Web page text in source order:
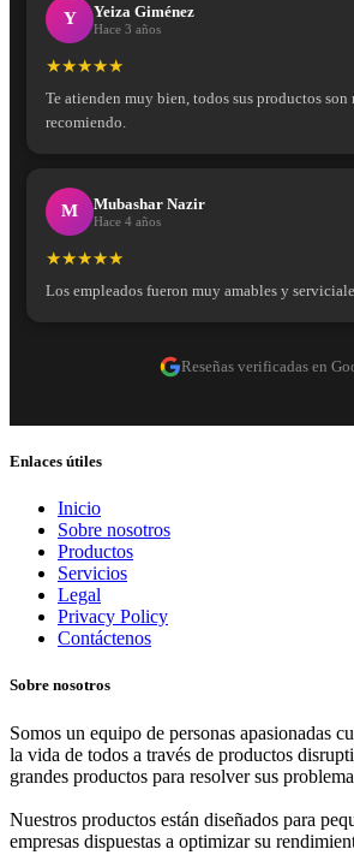
Y Yeiza Giménez
Hace 3 años
★★★★★
Te atienden muy bien, todos sus productos son
recomiendo.
M Mubashar Nazir
Hace 4 años
★★★★★
Los empleados fueron muy amables y
Reseñas verificadas en
Enlaces útiles
Inicio
Sobre nosotros
Productos
Servicios
Legal
Privacy Policy
Contáctenos
Sobre nosotros
Somos un equipo de personas apasionadas
la vida de todos a través de productos
grandes productos para resolver sus
Nuestros productos están diseñados para
empresas dispuestas a optimizar su